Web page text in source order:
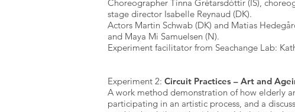
Choreographer Tinna Grétarsdóttir (IS),
stage director Isabelle Reynaud (DK).
Actors Martin Schwab (DK) and Matias
and Maya Mi Samuelsen (N).
Experiment facilitator from Seachange Lab:
Experiment 2: Circuit Practices – Art and
A work method demonstration of how elderly
participating in an artistic process, and a